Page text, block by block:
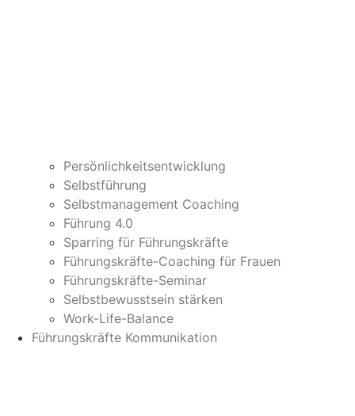
Persönlichkeitsentwicklung
Selbstführung
Selbstmanagement Coaching
Führung 4.0
Sparring für Führungskräfte
Führungskräfte-Coaching für Frauen
Führungskräfte-Seminar
Selbstbewusstsein stärken
Work-Life-Balance
Führungskräfte Kommunikation